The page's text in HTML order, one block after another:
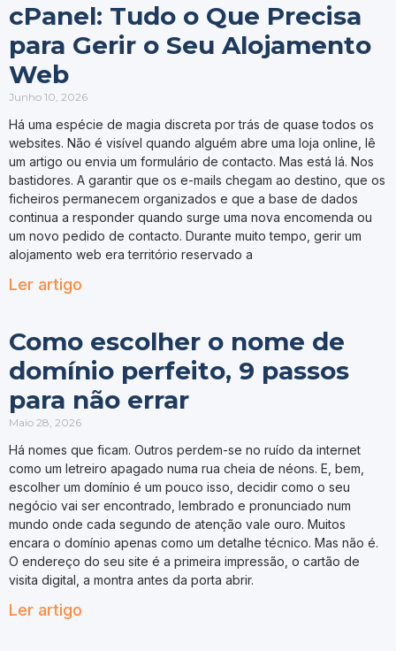
cPanel: Tudo o Que Precisa
para Gerir o Seu Alojamento
Web
Junho 10, 2026
Há uma espécie de magia discreta por trás de quase todos os
websites. Não é visível quando alguém abre uma loja online, lê
um artigo ou envia um formulário de contacto. Mas está lá. Nos
bastidores. A garantir que os e-mails chegam ao destino, que os
ficheiros permanecem organizados e que a base de dados
continua a responder quando surge uma nova encomenda ou
um novo pedido de contacto. Durante muito tempo, gerir um
alojamento web era território reservado a
Ler artigo
Como escolher o nome de
domínio perfeito, 9 passos
para não errar
Maio 28, 2026
Há nomes que ficam. Outros perdem-se no ruído da internet
como um letreiro apagado numa rua cheia de néons. E, bem,
escolher um domínio é um pouco isso, decidir como o seu
negócio vai ser encontrado, lembrado e pronunciado num
mundo onde cada segundo de atenção vale ouro. Muitos
encara o domínio apenas como um detalhe técnico. Mas não é.
O endereço do seu site é a primeira impressão, o cartão de
visita digital, a montra antes da porta abrir.
Ler artigo